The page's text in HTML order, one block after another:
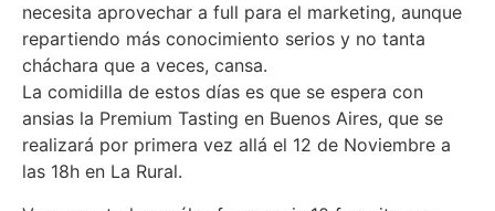
necesita aprovechar a full para el marketing, aunque
repartiendo más conocimiento serios y no tanta
cháchara que a veces, cansa.
La comidilla de estos días es que se espera con
ansias la Premium Tasting en Buenos Aires, que se
realizará por primera vez allá el 12 de Noviembre a
las 18h en La Rural.